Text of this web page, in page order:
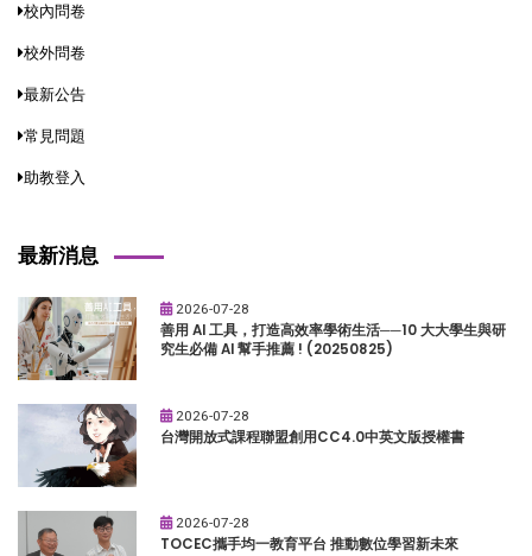
校內問卷
校外問卷
最新公告
常見問題
助教登入
最新消息
2026-07-28
善用 AI 工具，打造高效率學術生活──10 大大學生與研
究生必備 AI 幫手推薦 ! (20250825)
2026-07-28
台灣開放式課程聯盟創用CC4.0中英文版授權書
2026-07-28
TOCEC攜手均一教育平台 推動數位學習新未來